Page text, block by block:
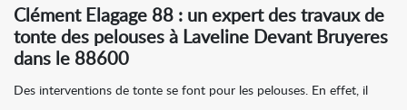
Clément Elagage 88 : un expert des travaux de
tonte des pelouses à Laveline Devant Bruyeres
dans le 88600
Des interventions de tonte se font pour les pelouses. En effet, il